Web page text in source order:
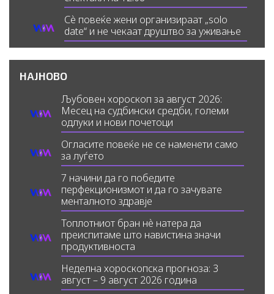
Сè повеќе жени организираат „solo
date“ и не чекаат друштво за уживање
НАЈНОВО
Љубовен хороскоп за август 2026:
Месец на судбински средби, големи
одлуки и нови почетоци
Огласите повеќе не се наменети само
за луѓето
7 начини да го победите
перфекционизмот и да го зачувате
менталното здравје
Топлотниот бран нè натера да
преиспитаме што навистина значи
продуктивноста
Неделна хороскопска прогноза: 3
август – 9 август 2026 година